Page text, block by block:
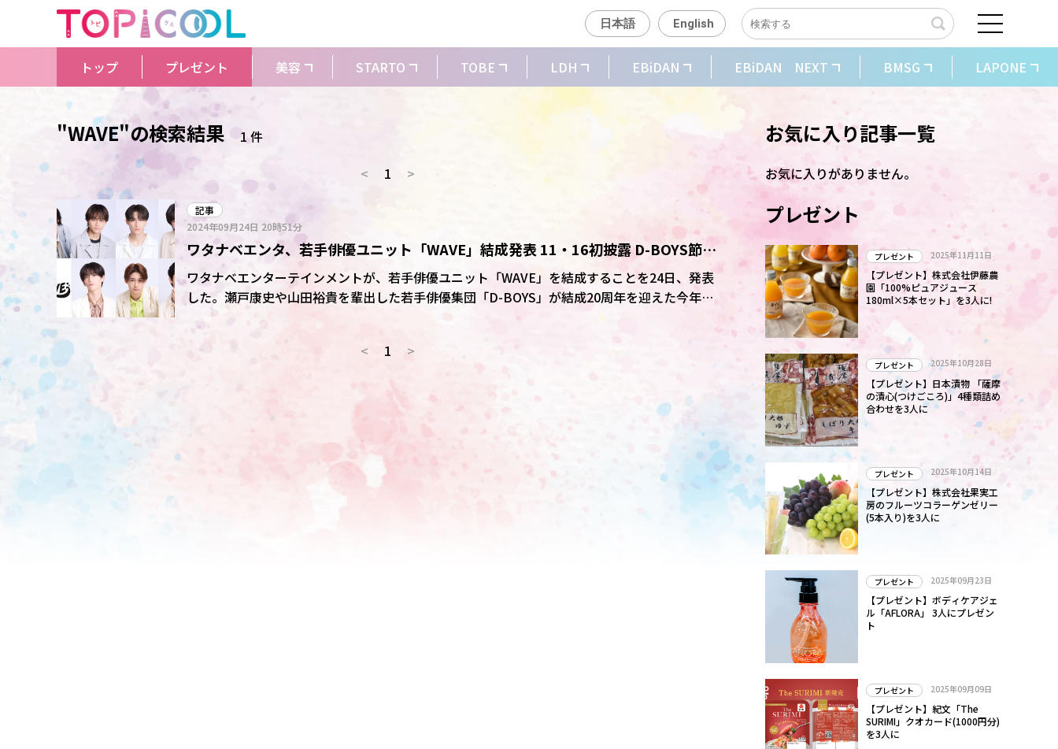
日本語 English
トップ プレゼント 美容 STARTO TOBE LDH EBiDAN EBiDAN NEXT BMSG LAPONE
"WAVE"の検索結果
1 件
<
1 >
記事
2024年09月24日 20時51分
ワタナベエンタ、若手俳優ユニット「WAVE」結成発表 11・16初披露 D-BOYS節目
の20周年に新グループ
ワタナベエンターテインメントが、若手俳優ユニット「WAVE」を結成することを24日、発表
した。瀬戸康史や山田裕貴を輩出した若手俳優集団「D-BOYS」が結成20周年を迎えた今年、
新たなグループの誕生となる。 グループ名は「WATANABE」「ACTOR」「VIVID」
俳優が、エンターテインメント業界の荒波を乗りこなしてほしいという意味が込められてい
< 1 >
お気に入り記事一覧
お気に入りがありません。
プレゼント
プレゼント 2025年11月11日
【プレゼント】株式会社伊藤農
園「100%ピュアジュース
180ml×5本セット」を3人に!
プレゼント 2025年10月28日
【プレゼント】日本漬物 「薩摩
の漬心(つけごころ)」4種類詰め
合わせを3人に
プレゼント 2025年10月14日
【プレゼント】株式会社果実工
房のフルーツコラーゲンゼリー
(5本入り)を3人に
プレゼント 2025年09月23日
【プレゼント】ボディケアジェ
ル「AFLORA」 3人にプレゼン
ト
プレゼント 2025年09月09日
【プレゼント】紀文「The
SURIMI」クオカード(1000円分)
を3人に